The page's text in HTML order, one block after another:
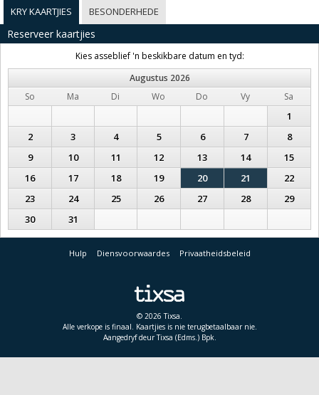
KRY KAARTJIES BESONDERHEDE
Reserveer kaartjies
Kies asseblief 'n beskikbare datum en tyd:
Augustus 2026
So
Ma Di Wo Do Vy Sa
1
2
3 4 5 6 7
8
9
10 11 12 13 14
15
16
17 18 19 20 21
22
23
24 25 26 27 28
29
30
31
Hulp Diensvoorwaardes Privaatheidsbeleid
© 2026 Tixsa.
Alle verkope is finaal. Kaartjies is nie terugbetaalbaar nie.
Aangedryf deur Tixsa (Edms.) Bpk.